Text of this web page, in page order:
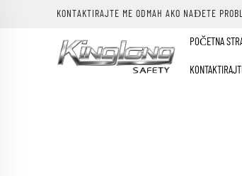
KONTAKTIRAJTE ME ODMAH AKO NAĐETE
POČETNA